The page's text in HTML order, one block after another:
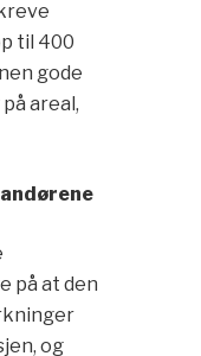
til 400
gode
areal,
på at den
og